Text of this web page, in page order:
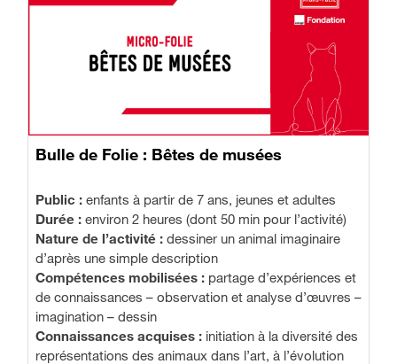
Bulle de Folie : Bêtes de musées
Public : enfants à partir de 7 ans, jeunes et adultes
Durée : environ 2 heures (dont 50 min pour l’activité)
Nature de l’activité : dessiner un animal imaginaire
d’après une simple description
Compétences mobilisées : partage d’expériences et
de connaissances – observation et analyse d’œuvres –
imagination – dessin
Connaissances acquises : initiation à la diversité des
représentations des animaux dans l’art, à l’évolution